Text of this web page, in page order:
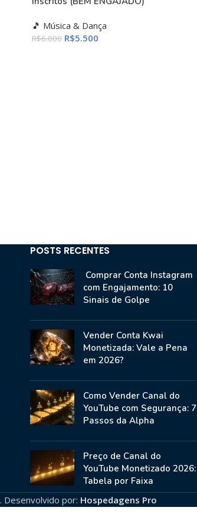
🎵 Música & Dança
R$6.000 R$5.500
POSTS RECENTES
Comprar Conta Instagram
com Engajamento: 10
Sinais de Golpe
Vender Conta Kwai
Monetizada: Vale a Pena
em 2026?
Como Vender Canal do
YouTube com Segurança: 7
Passos da Alpha
Preço de Canal do
YouTube Monetizado 2026:
Tabela por Faixa
. Desenvolvido por: Hospedagens Pro